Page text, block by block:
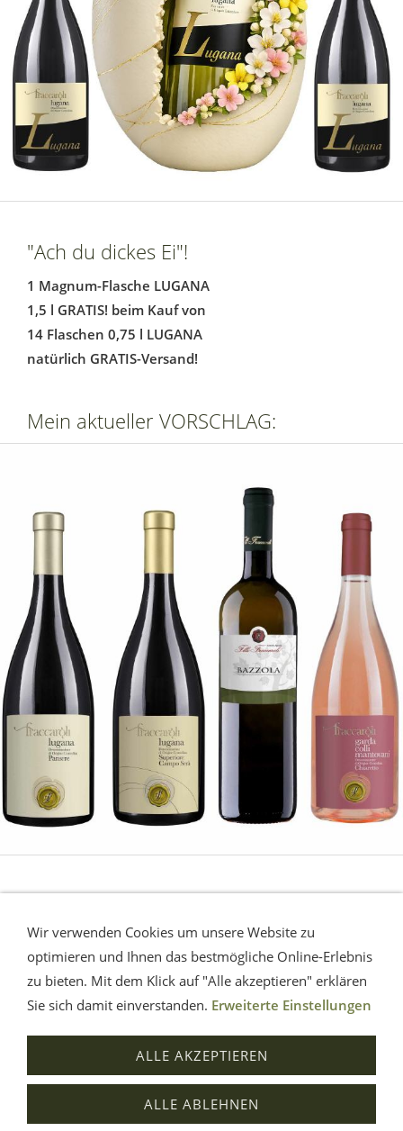
"Ach du dickes Ei"!
1 Magnum-Flasche LUGANA
1,5 l GRATIS! beim Kauf von
14 Flaschen 0,75 l LUGANA
natürlich GRATIS-Versand!
Mein aktueller VORSCHLAG:
Die sommerliche Erfrischung vom Gardasee.Eine
Musterauswahl.
Impressum AGB Widerrufsrecht
Datenschutz
Hilfe
Versand
Verträge widerrufen
Wir verwenden Cookies um unsere Website zu
optimieren und Ihnen das bestmögliche Online-Erlebnis
zu bieten. Mit dem Klick auf "Alle akzeptieren" erklären
Sie sich damit einverstanden. Erweiterte Einstellungen
ALLE AKZEPTIEREN
ALLE ABLEHNEN